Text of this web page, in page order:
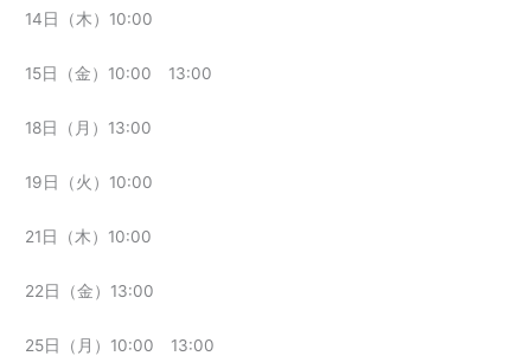
14日（木）10:00
15日（金）10:00 13:00
18日（月）13:00
19日（火）10:00
21日（木）10:00
22日（金）13:00
25日（月）10:00 13:00